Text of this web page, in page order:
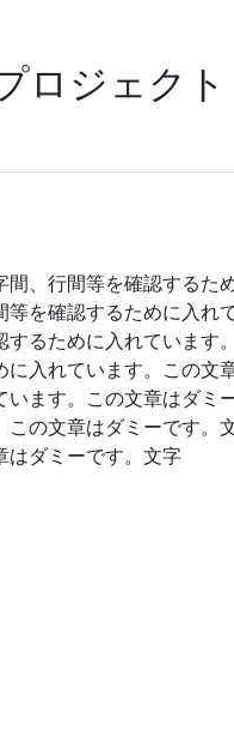
ロジェクト
、行間等を確認するた
を確認するために入れ
るために入れています
入れています。この文
ます。この文章はダミ
の文章はダミーです。
はダミーです。文字